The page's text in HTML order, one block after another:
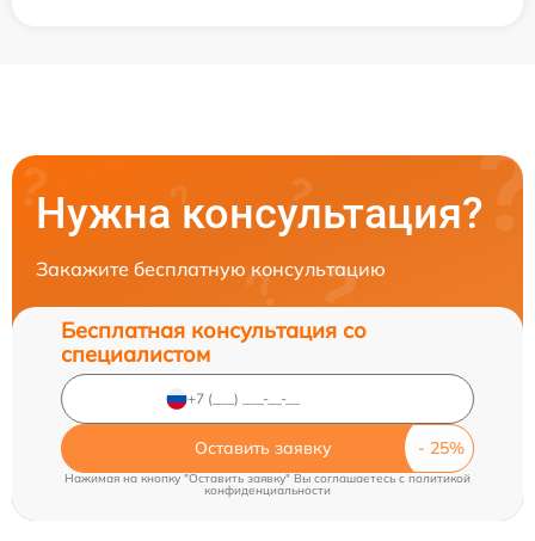
Нужна консультация?
Закажите бесплатную консультацию
Бесплатная консультация со
специалистом
Оставить заявку
Нажимая на кнопку "Оставить заявку" Вы соглашаетесь cполитикой
конфиденциальности